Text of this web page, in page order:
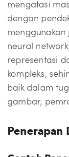
mengatasi
dengan
neural
representasi
kompleks,
baik dalam
gambar,
Penerapan